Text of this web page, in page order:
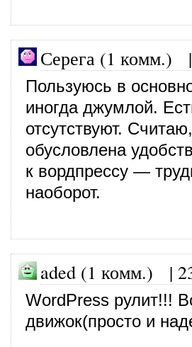
Серега (1 комм.) |
Пользуюсь в
иногда джумлой.
отсутствуют.
обусловлена
к вордпрессу —
наоборот.
aded (1 комм.) |
WordPress рулит!!!
движок(просто и